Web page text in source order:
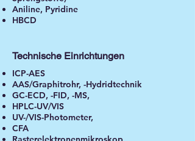
Aniline, Pyridine
HBCD
Technische Einrichtungen
ICP-AES
AAS/Graphitrohr, -Hydridtechnik
GC-ECD, -FID, -MS,
HPLC-UV/VIS
UV-/VIS-Photometer,
CFA